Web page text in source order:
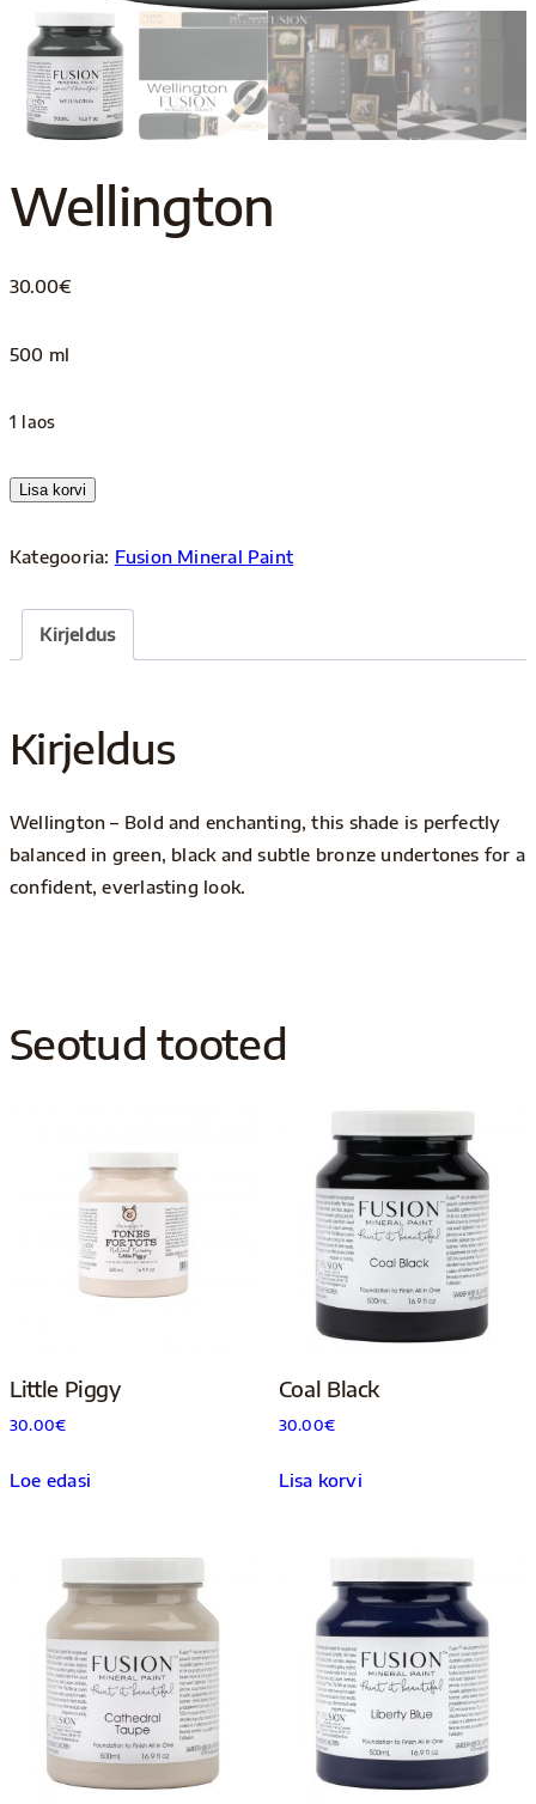
Wellington
30.00€
500 ml
1 laos
Wellington
Lisa korvi
Kategooria: Fusion Mineral Paint
Kirjeldus
Kirjeldus
Wellington – Bold and enchanting, this shade is perfectly
balanced in green, black and subtle bronze undertones for a
confident, everlasting look.
Seotud tooted
Little Piggy
30.00€
Loe edasi
Coal Black
30.00€
Lisa korvi